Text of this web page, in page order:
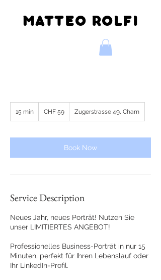
MATTEO ROLFI
15 min
5
i
Swiss
CHF 59 Zugerstrasse 49, Cham
Book Now
Service Description
Neues Jahr, neues Porträt! Nutzen Sie
unser LIMITIERTES ANGEBOT!
Professionelles Business-Porträt in nur 15
Minuten, perfekt für Ihren Lebenslauf oder
Ihr LinkedIn-Profil.